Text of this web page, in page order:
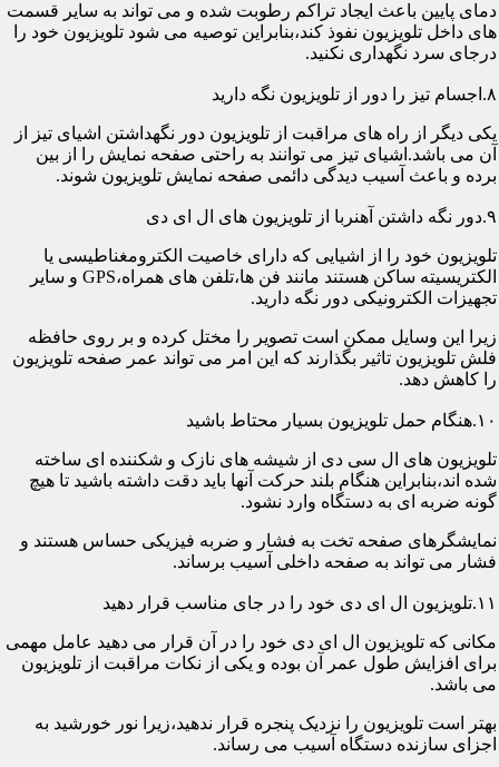
دمای پایین باعث ایجاد تراکم رطوبت شده و می تواند به سایر قسمت
های داخل تلویزیون نفوذ کند،بنابراین توصیه می شود تلویزیون خود را
درجای سرد نگهداری نکنید.
۸.اجسام تیز را دور از تلویزیون نگه دارید
یکی دیگر از راه های مراقبت از تلویزیون دور نگهداشتن اشیای تیز از
آن می باشد.اشیای تیز می توانند به راحتی صفحه نمایش را از بین
برده و باعث آسیب دیدگی دائمی صفحه نمایش تلویزیون شوند.
۹.دور نگه داشتن آهنربا از تلویزیون های ال ای دی
تلویزیون خود را از اشیایی که دارای خاصیت الکترومغناطیسی یا
الکتریسیته ساکن هستند مانند فن ها،تلفن های همراه،GPS و سایر
تجهیزات الکترونیکی دور نگه دارید.
زیرا این وسایل ممکن است تصویر را مختل کرده و بر روی حافظه
فلش تلویزیون تاثیر بگذارند که این امر می تواند عمر صفحه تلویزیون
را کاهش دهد.
۱۰.هنگام حمل تلویزیون بسیار محتاط باشید
تلویزیون های ال سی دی از شیشه های نازک و شکننده ای ساخته
شده اند،بنابراین هنگام بلند حرکت آنها باید دقت داشته باشید تا هیچ
گونه ضربه ای به دستگاه وارد نشود.
نمایشگرهای صفحه تخت به فشار و ضربه فیزیکی حساس هستند و
فشار می تواند به صفحه داخلی آسیب برساند.
۱۱.تلویزیون ال ای دی خود را در جای مناسب قرار دهید
مکانی که تلویزیون ال ای دی خود را در آن قرار می دهید عامل مهمی
برای افزایش طول عمر آن بوده و یکی از نکات مراقبت از تلویزیون
می باشد.
بهتر است تلویزیون را نزدیک پنجره قرار ندهید،زیرا نور خورشید به
اجزای سازنده دستگاه آسیب می رساند.